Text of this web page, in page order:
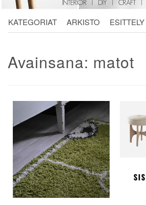
KATEGORIAT ARKISTO ESITTELY
Avainsana: matot
Artikkelien
selaus